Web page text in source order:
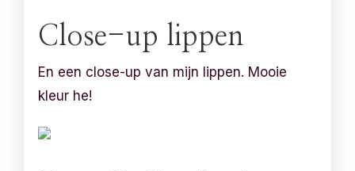
Close-up lippen
En een close-up van mijn lippen. Mooie
kleur he!